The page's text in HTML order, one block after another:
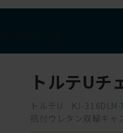
トルテU
トルテU KJ-
抗付ウレタン双輪キ